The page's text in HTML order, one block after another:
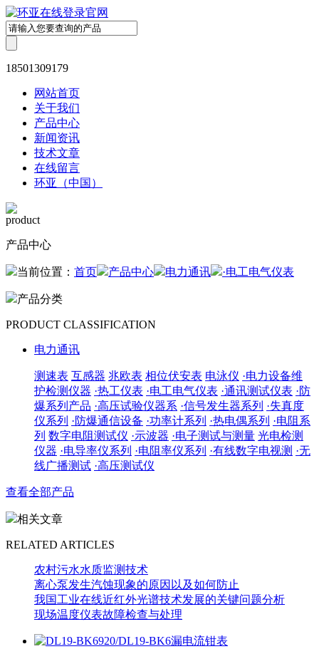
18501309179
网站首页
关于我们
产品中心
新闻资讯
技术文章
在线留言
环亚（中国）
product
产品中心
当前位置： 首页 产品中心 电力通讯 ·电工电气仪表
产品分类
PRODUCT CLASSIFICATION
电力通讯
测速表 互感器 兆欧表 相位伏安表 电泳仪 ·电力设备维
护检测仪器 ·热工仪表 ·电工电气仪表 ·通讯测试仪表 ·防
爆系列产品 ·高压试验仪器系 ·信号发生器系列 ·失真度
仪系列 ·防爆通信设备 ·功率计系列 ·热电偶系列 ·电阻系
列 数字电阻测试仪 ·示波器 ·电子测试与测量 光电检测
仪器 ·电导率仪系列 ·电阻率仪系列 ·有线数字电视测 ·无
线广播测试 ·高压测试仪
查看全部产品
相关文章
RELATED ARTICLES
农村污水水质监测技术
离心泵发生汽蚀现象的原因以及如何防止
我国工业在线近红外光谱技术发展的关键问题分析
现场温度仪表故障检查与处理